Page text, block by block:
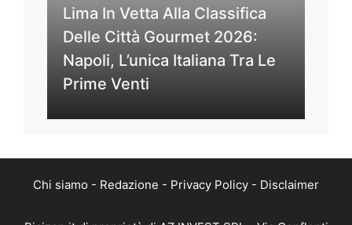
Lima In Vetta Alla Classifica
Delle Città Gourmet 2026:
Napoli, L’unica Italiana Tra Le
Prime Venti
Chi siamo - Redazione - Privacy Policy - Disclaimer